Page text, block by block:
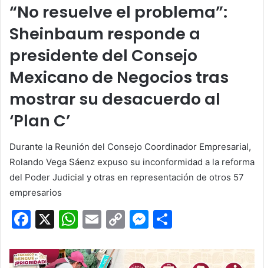
“No resuelve el problema”:
Sheinbaum responde a
presidente del Consejo
Mexicano de Negocios tras
mostrar su desacuerdo al
‘Plan C’
Durante la Reunión del Consejo Coordinador Empresarial,
Rolando Vega Sáenz expuso su inconformidad a la reforma
del Poder Judicial y otras en representación de otros 57
empresarios
F
c
X
W
at
E
ai
C
p
M
s m